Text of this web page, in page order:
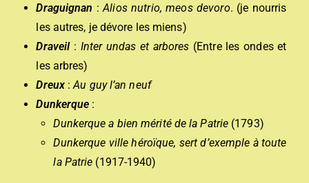
Draguignan :Alios nutrio, meos devoro. (je nourris
les autres, je dévore les miens)
Draveil: Inter undas et arbores (Entre les ondes et
les arbres)
Dreux:Au guy l’an neuf
Dunkerque :
Dunkerque a bien mérité de la Patrie (1793)
Dunkerque ville héroïque, sert d’exemple à toute
la Patrie (1917-1940)